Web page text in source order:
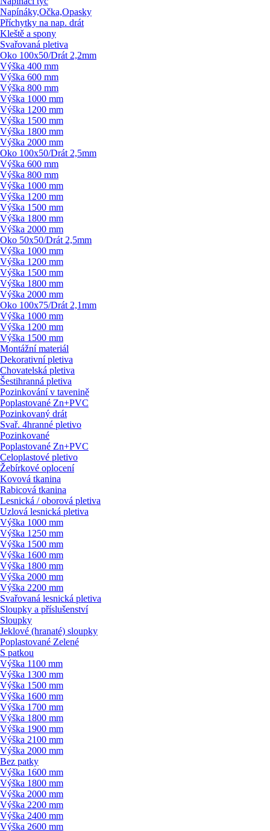
Napínáky,Očka,Opasky
Příchytky na nap. drát
Kleště a spony
Svařovaná pletiva
Oko 100x50/Drát 2,2mm
Výška 400 mm
Výška 600 mm
Výška 800 mm
Výška 1000 mm
Výška 1200 mm
Výška 1500 mm
Výška 1800 mm
Výška 2000 mm
Oko 100x50/Drát 2,5mm
Výška 600 mm
Výška 800 mm
Výška 1000 mm
Výška 1200 mm
Výška 1500 mm
Výška 1800 mm
Výška 2000 mm
Oko 50x50/Drát 2,5mm
Výška 1000 mm
Výška 1200 mm
Výška 1500 mm
Výška 1800 mm
Výška 2000 mm
Oko 100x75/Drát 2,1mm
Výška 1000 mm
Výška 1200 mm
Výška 1500 mm
Montážní materiál
Dekorativní pletiva
Chovatelská pletiva
Šestihranná pletiva
Pozinkování v tavenině
Poplastované Zn+PVC
Pozinkovaný drát
Svař. 4hranné pletivo
Pozinkované
Poplastované Zn+PVC
Celoplastové pletivo
Žebírkové oplocení
Kovová tkanina
Rabicová tkanina
Lesnická / oborová pletiva
Uzlová lesnická pletiva
Výška 1000 mm
Výška 1250 mm
Výška 1500 mm
Výška 1600 mm
Výška 1800 mm
Výška 2000 mm
Výška 2200 mm
Svařovaná lesnická pletiva
Sloupky a příslušenství
Sloupky
Jeklové (hranaté) sloupky
Poplastované Zelené
S patkou
Výška 1100 mm
Výška 1300 mm
Výška 1500 mm
Výška 1600 mm
Výška 1700 mm
Výška 1800 mm
Výška 1900 mm
Výška 2100 mm
Výška 2000 mm
Bez patky
Výška 1600 mm
Výška 1800 mm
Výška 2000 mm
Výška 2200 mm
Výška 2400 mm
Výška 2600 mm